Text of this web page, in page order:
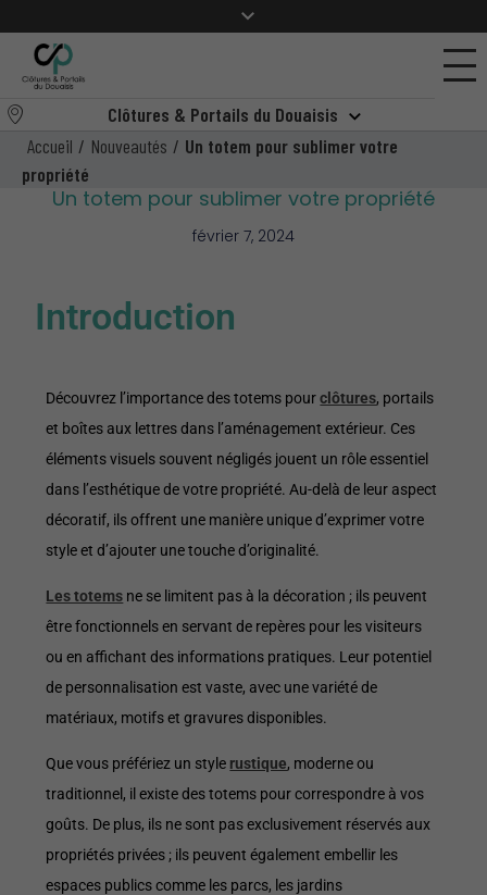
Clôtures & Portails du Douaisis
Accueil / Nouveautés / Un totem pour sublimer votre
propriété
Un totem pour sublimer votre propriété
février 7, 2024
Introduction
Découvrez l’importance des totems pourclôtures, portails
et boîtes aux lettres dans l’aménagement extérieur. Ces
éléments visuels souvent négligés jouent un rôle essentiel
dans l’esthétique de votre propriété. Au-delà de leur aspect
décoratif, ils offrent une manière unique d’exprimer votre
style et d’ajouter une touche d’originalité.
Les totems ne se limitent pas à la décoration ; ils peuvent
être fonctionnels en servant de repères pour les visiteurs
ou en affichant des informations pratiques. Leur potentiel
de personnalisation est vaste, avec une variété de
matériaux, motifs et gravures disponibles.
Que vous préfériez un style rustique, moderne ou
traditionnel, il existe des totems pour correspondre à vos
goûts. De plus, ils ne sont pas exclusivement réservés aux
propriétés privées ; ils peuvent également embellir les
espaces publics comme les parcs, les jardins